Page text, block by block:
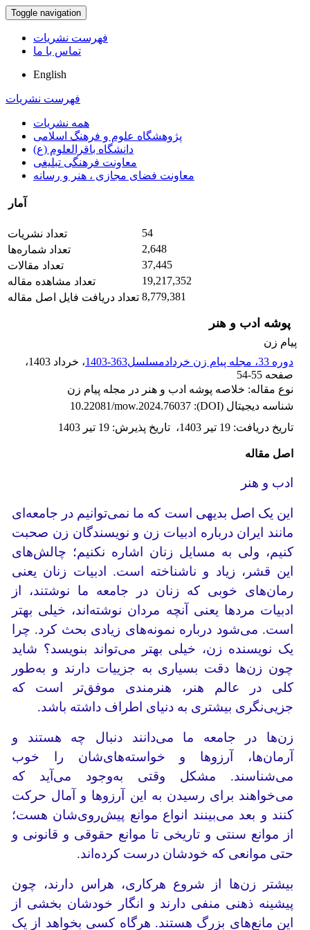
Toggle navigation
فهرست نشریات
تماس با ما
English
فهرست نشریات
همه نشریات
پژوهشگاه علوم و فرهنگ اسلامی
دانشگاه باقرالعلوم (ع)
معاونت فرهنگی تبلیغی
معاونت فضای مجازی ، هنر و رسانه
آمار
تعداد نشریات
54
تعداد شماره‌ها
2,648
تعداد مقالات
37,445
تعداد مشاهده مقاله
19,217,352
تعداد دریافت فایل اصل مقاله 8,779,381
پوشه ادب و هنر
پیام زن
دوره 33، مجله پیام زن خردادمسلسل363-1403
، خرداد 1403
،
صفحه 54-55
نوع مقاله: خلاصه پوشه ادب و هنر در مجله پیام زن
شناسه دیجیتال (DOI):
10.22081/mow.2024.76037
تاریخ دریافت: 19 تیر 1403 ، تاریخ پذیرش: 19 تیر 1403
اصل مقاله
ادب و هنر
این یک اصل بدیهی است که ما نمی‌توانیم در جامعه‌ای
مانند ایران درباره ادبیات زن و نویسندگان زن صحبت
کنیم، ولی به مسایل زنان اشاره نکنیم؛ چالش‌های
این قشر، زیاد و ناشناخته است. ادبیات زنان یعنی
رمان‌های خوبی که زنان در جامعه ما نوشتند، از
ادبیات مردها یعنی آنچه مردان نوشته‌اند، خیلی بهتر
است. می‌شود درباره نمونه‌های زیادی بحث کرد. چرا
یک نویسنده زن، خیلی بهتر می‌تواند بنویسد؟ شاید
چون زن‌ها دقت بسیاری به جزییات دارند و به‌طور
کلی در عالم هنر، هنرمندی موفق‌تر است که
جزیی‌نگری بیشتری به دنیای اطراف داشته باشد.
زن‌ها در جامعه ما می‌دانند دنبال چه هستند و
آرمان‌ها، آرزوها و خواسته‌های‌شان را خوب
می‌شناسند. مشکل وقتی به‌وجود می‌آید که
می‌خواهند برای رسیدن به این آرزوها و آمال حرکت
کنند و بعد می‌بینند انواع موانع پیش‌روی‌شان هست؛
از موانع سنتی و تاریخی تا موانع حقوقی و قانونی و
حتی موانعی که خودشان درست کرده‌اند.
بیشتر زن‌ها از شروع هرکاری، هراس دارند، چون
پیشینه ذهنی منفی دارند و انگار خودشان بخشی از
این مانع‌های بزرگ هستند. هرگاه کسی بخواهد از یک